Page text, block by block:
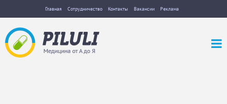
Главная Сотрудничество Контакты Вакансии Реклама